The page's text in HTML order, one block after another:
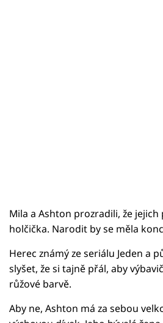
Mila a Ashton prozradili, že
holčička. Narodit by se měla
Herec známý ze seriálu Jeden a
slyšet, že si tajně přál, aby
růžové barvě.
Aby ne, Ashton má za sebou